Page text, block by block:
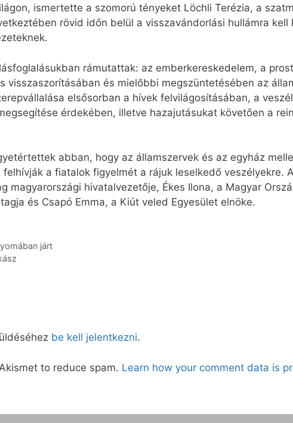
ismertette a szomorú tényeket Löchli Terézia, a
rövid időn belül a visszavándorlási hullámra
rámutattak: az emberkereskedelem, a
visszaszorításában és mielőbbi megszüntetésében az
elsősorban a hívek felvilágosításában, a
érdekében, illetve hazajutásukat követően a
abban, hogy az államszervek és az egyház
felhívják a fiatalok figyelmét a rájuk leselkedő veszélyekre.
magyarországi hivatalvezetője, Ékes Ilona, a Magyar
és Csapó Emma, a Kiút veled Egyesület elnöke.
járt
be kell jelentkezni.
to reduce spam. Learn how your comment data is